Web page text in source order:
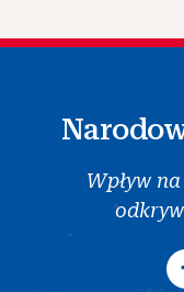
Wpływ